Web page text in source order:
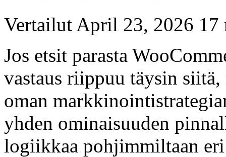
Vertailut April 23, 2026 17
Jos etsit parasta
vastaus riippuu täysin
oman
yhden ominaisuuden
logiikkaa pohjimmiltaan